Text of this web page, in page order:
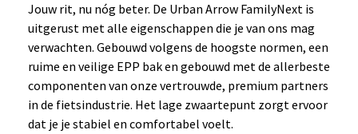
Jouw rit, nu nóg beter. De Urban Arrow FamilyNext is
uitgerust met alle eigenschappen die je van ons mag
verwachten. Gebouwd volgens de hoogste normen, een
ruime en veilige EPP bak en gebouwd met de allerbeste
componenten van onze vertrouwde, premium partners
in de fietsindustrie. Het lage zwaartepunt zorgt ervoor
dat je je stabiel en comfortabel voelt.